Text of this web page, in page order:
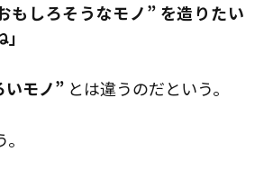
もしろそうなモノ” を造りたい
いモノ” とは違うのだという。